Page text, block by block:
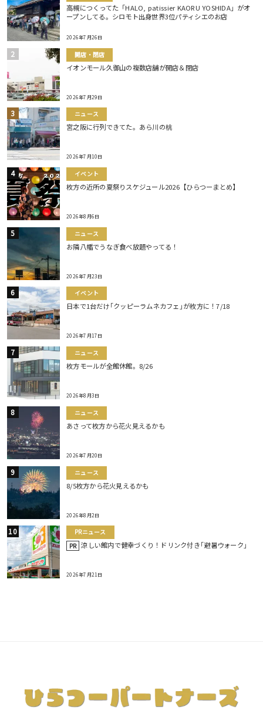
高槻につくってた「HALO, patissier KAORU YOSHIDA」がオ
ープンしてる。シロモト出身世界3位パティシエのお店
2026年7月26日
開店・閉店
イオンモール久御山の複数店舗が開店＆閉店
2026年7月29日
ニュース
宮之阪に行列できてた。あら川の桃
2026年7月10日
イベント
枚方の近所の夏祭りスケジュール2026【ひらつーまとめ】
2026年8月6日
ニュース
お隣八幡でうなぎ食べ放題やってる！
2026年7月23日
イベント
日本で1台だけ｢クッピーラムネカフェ｣が枚方に！7/18
2026年7月17日
ニュース
枚方モールが全館休館。8/26
2026年8月3日
ニュース
あさって枚方から花火見えるかも
2026年7月20日
ニュース
8/5枚方から花火見えるかも
2026年8月2日
PRニュース
PR 涼しい館内で健幸づくり！ドリンク付き｢避暑ウォーク｣
2026年7月21日